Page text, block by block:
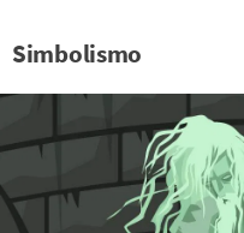
Simbolismo